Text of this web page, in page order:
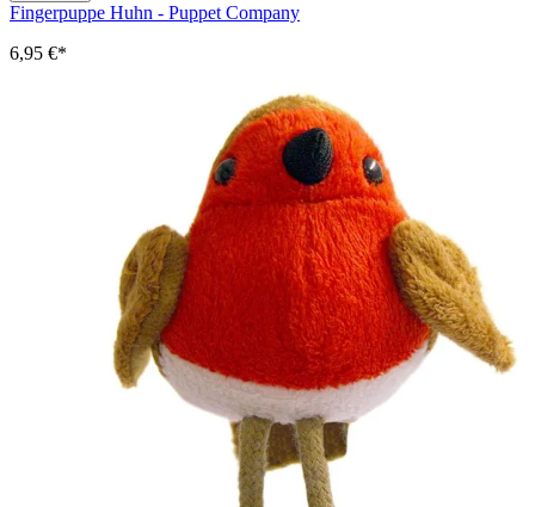
Fingerpuppe Huhn - Puppet Company
6,95 €*